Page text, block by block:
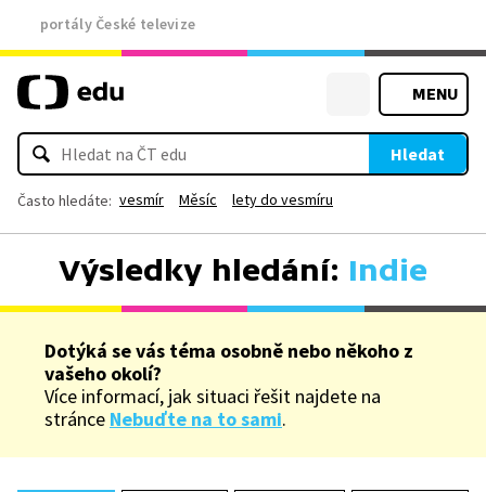
portály České televize
MENU
Hledat
Často hledáte: vesmír Měsíc lety do vesmíru
Výsledky hledání: Indie
Dotýká se vás téma osobně nebo někoho z
vašeho okolí?
Více informací, jak situaci řešit najdete na
stránce Nebuďte na to sami.